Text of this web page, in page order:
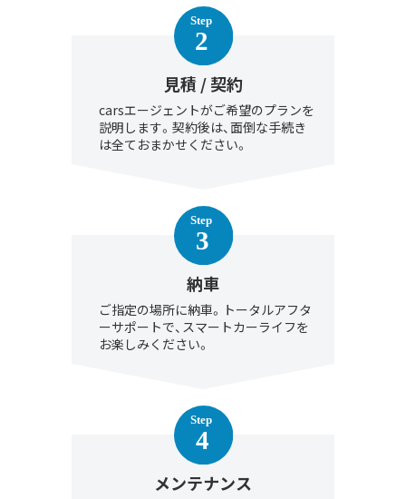
見積 / 契約
carsエージェントがご希望のプランを
説明します。契約後は、面倒な手続き
は全ておまかせください。
納車
ご指定の場所に納車。トータルアフタ
ーサポートで、スマートカーライフを
お楽しみください。
メンテナンス